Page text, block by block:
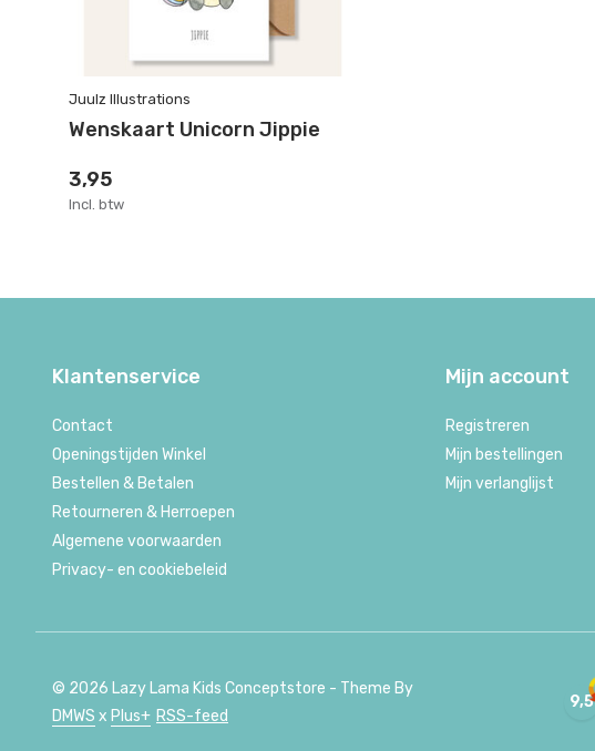
Juulz Illustrations
Wenskaart Unicorn Jippie
3,95
Incl. btw
Klantenservice
Contact
Openingstijden Winkel
Bestellen & Betalen
Retourneren & Herroepen
Algemene voorwaarden
Privacy- en cookiebeleid
Mijn account
Registreren
Mijn bestellingen
Mijn verlanglijst
© 2026 Lazy Lama Kids Conceptstore - Theme By
DMWS x Plus+ RSS-feed
9,5